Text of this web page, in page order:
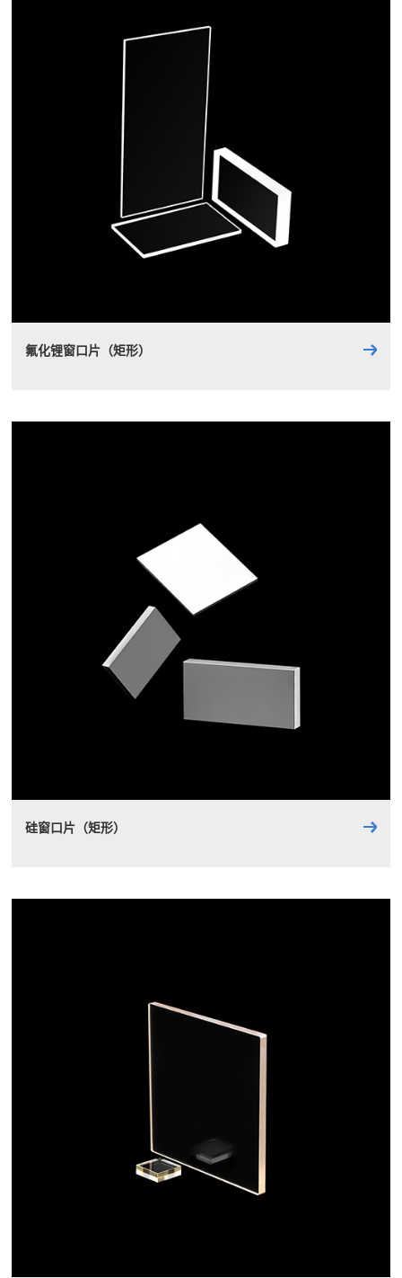
氟化锂窗口片（矩形）
硅窗口片（矩形）